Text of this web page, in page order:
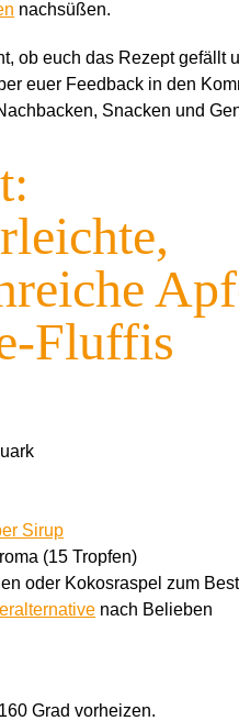
nachsüßen.
ob euch das Rezept gefällt
euer Feedback in den
Snacken und
Fluffis
Sirup
(15 Tropfen)
oder Kokosraspel zum
nach Belieben
Grad vorheizen.